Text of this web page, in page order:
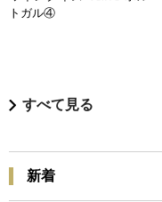
トガル④
すべて見る
新着